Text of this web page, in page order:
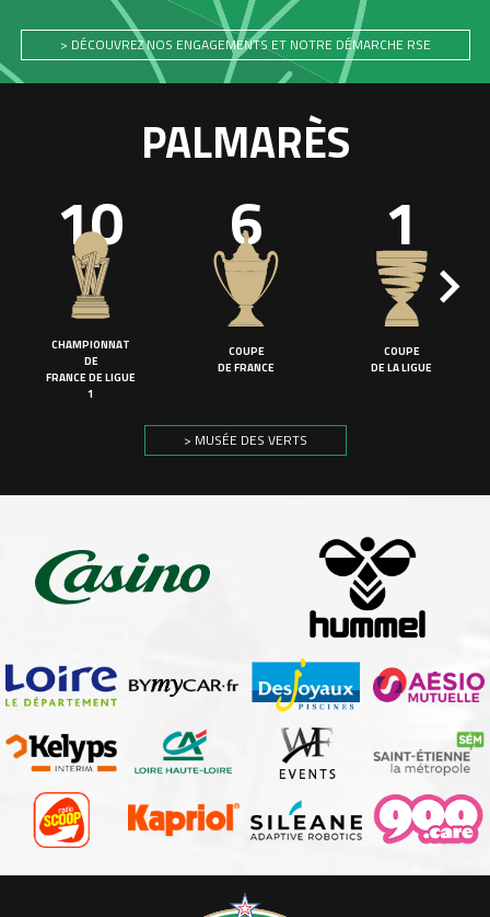
> DÉCOUVREZ NOS ENGAGEMENTS ET NOTRE DÉMARCHE RSE
PALMARÈS
10
CHAMPIONNAT
DE
FRANCE DE LIGUE
1
6
COUPE
DE FRANCE
1
COUPE
DE LA LIGUE
> MUSÉE DES VERTS